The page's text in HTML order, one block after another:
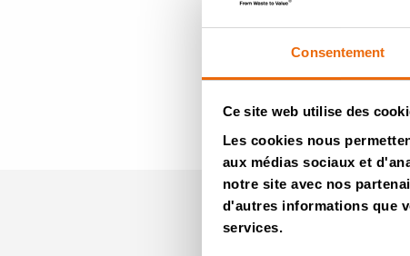
Consentement
Ce site web utilise des
Les cookies nous
aux médias sociaux et
notre site avec nos
d'autres informations que
services.
Revenir aux